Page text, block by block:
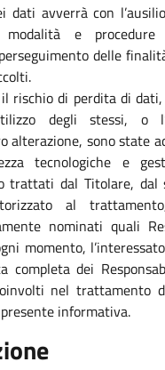
dati avverrà con
e procedure
delle
rischio di perdita di
degli stessi, o
alterazione, sono state
tecnologiche e
trattati dal Titolare, dal
al
nominati quali
momento,
completa dei
nel trattamento
informativa.